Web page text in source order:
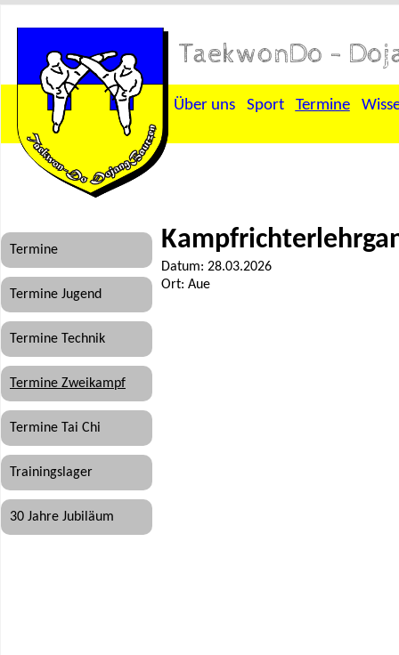
TaekwonDo -
Über uns Sport Termine
Termine
Termine Jugend
Termine Technik
Termine Zweikampf
Termine Tai Chi
Trainingslager
30 Jahre Jubiläum
Datum: 28.03.2026
Ort: Aue